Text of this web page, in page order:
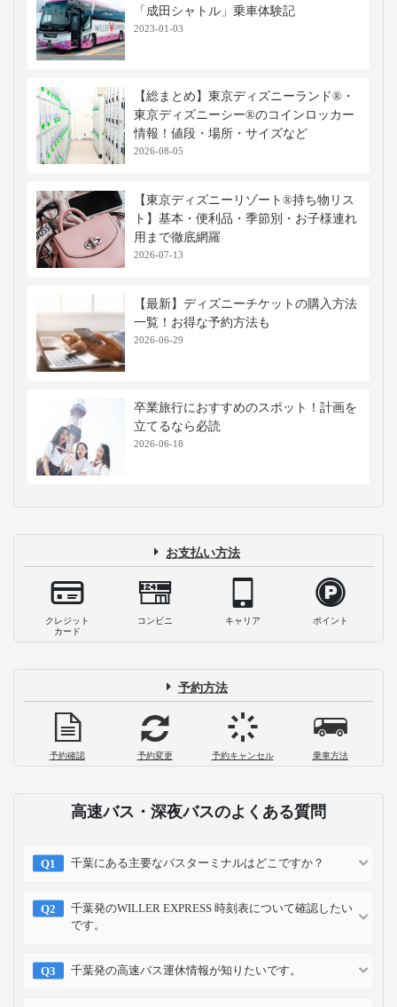
「成田シャトル」乗車体験記
2023-01-03
【総まとめ】東京ディズニーランド®・
東京ディズニーシー®のコインロッカー
情報！値段・場所・サイズなど
2026-08-05
【東京ディズニーリゾート®持ち物リス
ト】基本・便利品・季節別・お子様連れ
用まで徹底網羅
2026-07-13
【最新】ディズニーチケットの購入方法
一覧！お得な予約方法も
2026-06-29
卒業旅行におすすめのスポット！計画を
立てるなら必読
2026-06-18
お支払い方法
クレジット
カード
コンビニ キャリア ポイント
予約方法
予約確認 予約変更 予約キャンセル 乗車方法
高速バス・深夜バスのよくある質問
千葉にある主要なバスターミナルはどこですか？
千葉発のWILLER EXPRESS 時刻表について確認したい
です。
千葉発の高速バス運休情報が知りたいです。